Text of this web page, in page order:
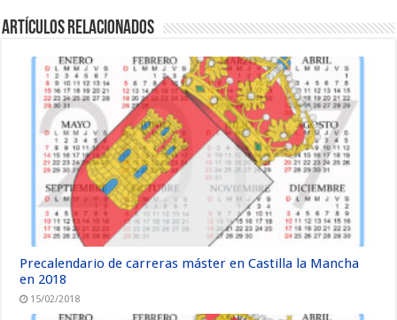
Artículos relacionados
Precalendario de carreras máster en Castilla la Mancha
en 2018
15/02/2018